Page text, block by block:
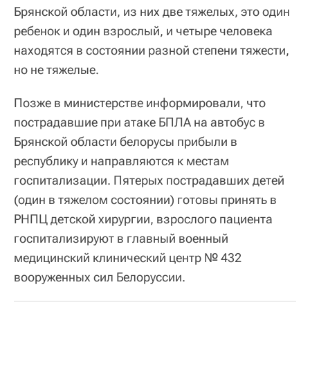
Брянской области, из них две тяжелых, это один
ребенок и один взрослый, и четыре человека
находятся в состоянии разной степени тяжести,
но не тяжелые.
Позже в министерстве информировали, что
пострадавшие при атаке БПЛА на автобус в
Брянской области белорусы прибыли в
республику и направляются к местам
госпитализации. Пятерых пострадавших детей
(один в тяжелом состоянии) готовы принять в
РНПЦ детской хирургии, взрослого пациента
госпитализируют в главный военный
медицинский клинический центр № 432
вооруженных сил Белоруссии.